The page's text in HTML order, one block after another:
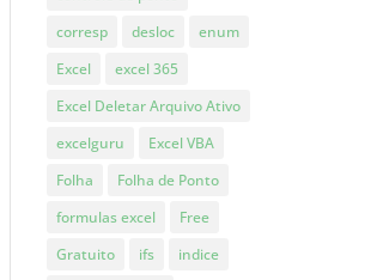
corresp
desloc
enum
Excel
excel 365
Excel Deletar Arquivo Ativo
excelguru
Excel VBA
Folha
Folha de Ponto
formulas excel
Free
Gratuito
ifs
indice